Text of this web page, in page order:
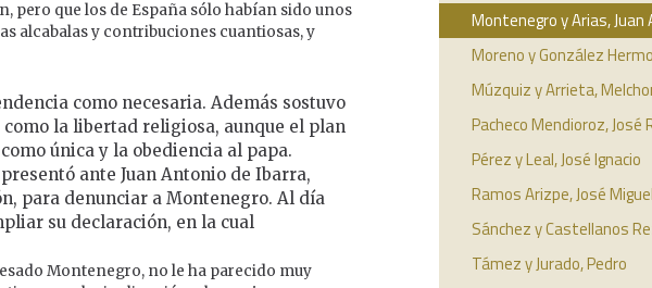
Montenegro y Arias, Juan
Moreno y González
Múzquiz y Arrieta,
Pacheco Mendioroz, José
Pérez y Leal, José Ignacio
Ramos Arizpe, José Miguel
Sánchez y Castellanos
Támez y Jurado, Pedro
pero que los de España sólo habían sido unos
alcabalas y contribuciones cuantiosas, y
como necesaria. Además sostuvo
la libertad religiosa, aunque el plan
única y la obediencia al papa.
ante Juan Antonio de Ibarra,
para denunciar a Montenegro. Al día
su declaración, en la cual
Montenegro, no le ha parecido muy